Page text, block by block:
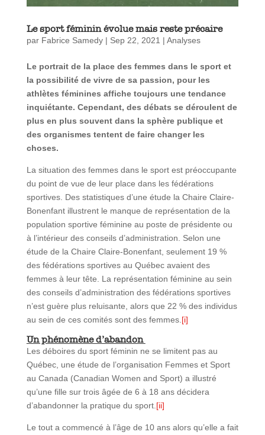
Le sport féminin évolue mais reste précaire
par Fabrice Samedy| Sep 22, 2021 | Analyses
Le portrait de la place des femmes dans le sport et
la possibilité de vivre de sa passion, pour les
athlètes féminines affiche toujours une tendance
inquiétante. Cependant, des débats se déroulent de
plus en plus souvent dans la sphère publique et
des organismes tentent de faire changer les
choses.
La situation des femmes dans le sport est préoccupante
du point de vue de leur place dans les fédérations
sportives. Des statistiques d’une étude la Chaire Claire-
Bonenfant illustrent le manque de représentation de la
population sportive féminine au poste de présidente ou
à l’intérieur des conseils d’administration. Selon une
étude de la Chaire Claire-Bonenfant, seulement 19 %
des fédérations sportives au Québec avaient des
femmes à leur tête. La représentation féminine au sein
des conseils d’administration des fédérations sportives
n’est guère plus reluisante, alors que 22 % des individus
au sein de ces comités sont des femmes. [i]
Un phénomène d’abandon
Les déboires du sport féminin ne se limitent pas au
Québec, une étude de l’organisation Femmes et Sport
au Canada (Canadian Women and Sport) a illustré
qu’une fille sur trois âgée de 6 à 18 ans décidera
d’abandonner la pratique du sport. [ii]
Le tout a commencé à l’âge de 10 ans alors qu’elle a fait